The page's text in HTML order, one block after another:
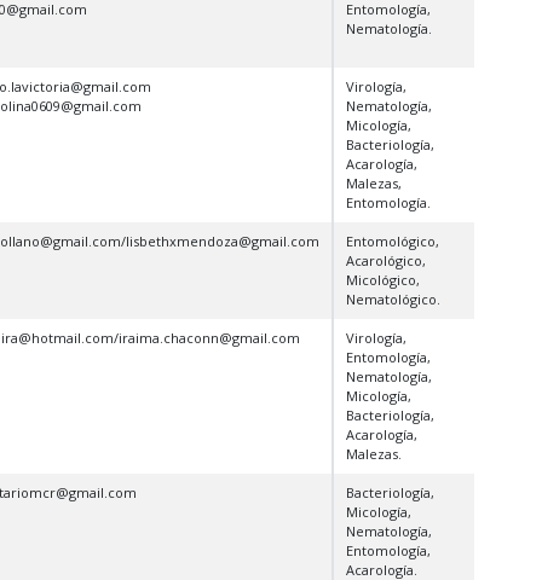
Entomología,
Nematología.
Virología,
Nematología,
Micología,
Bacteriología,
Acarología,
Malezas,
Entomología.
lisbethxmendoza@gmail.com
Entomológico,
Acarológico,
Micológico,
Nematológico.
iraima.chaconn@gmail.com
Virología,
Entomología,
Nematología,
Micología,
Bacteriología,
Acarología,
Malezas.
Bacteriología,
Micología,
Nematología,
Entomología,
Acarología.